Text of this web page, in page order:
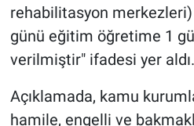
rehabilitasyon
günü eğitim öğretime 1
verilmiştir" ifadesi yer aldı.
Açıklamada, kamu
hamile, engelli ve